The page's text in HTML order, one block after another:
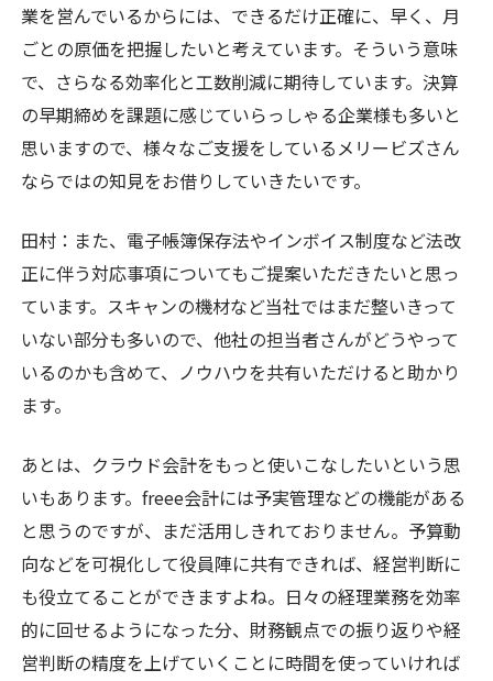
業を営んでいるからには、できるだけ正確に、早く、月
ごとの原価を把握したいと考えています。そういう意味
で、さらなる効率化と工数削減に期待しています。決算
の早期締めを課題に感じていらっしゃる企業様も多いと
思いますので、様々なご支援をしているメリービズさん
ならではの知見をお借りしていきたいです。
田村：また、電子帳簿保存法やインボイス制度など法改
正に伴う対応事項についてもご提案いただきたいと思っ
ています。スキャンの機材など当社ではまだ整いきって
いない部分も多いので、他社の担当者さんがどうやって
いるのかも含めて、ノウハウを共有いただけると助かり
ます。
あとは、クラウド会計をもっと使いこなしたいという思
いもあります。freee会計には予実管理などの機能がある
と思うのですが、まだ活用しきれておりません。予算動
向などを可視化して役員陣に共有できれば、経営判断に
も役立てることができますよね。日々の経理業務を効率
的に回せるようになった分、財務観点での振り返りや経
営判断の精度を上げていくことに時間を使っていければ